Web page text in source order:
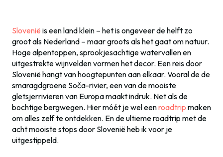
Slovenië is een land klein – het is ongeveer de helft zo
groot als Nederland – maar groots als het gaat om natuur.
Hoge alpentoppen, sprookjesachtige watervallen en
uitgestrekte wijnvelden vormen het decor. Een reis door
Slovenië hangt van hoogtepunten aan elkaar. Vooral de de
smaragdgroene Soča-rivier, een van de mooiste
gletsjerrivieren van Europa maakt indruk. Net als de
bochtige bergwegen. Hier móét je wel eenroadtrip maken
om alles zelf te ontdekken. En de ultieme roadtrip met de
acht mooiste stops door Slovenië heb ik voor je
uitgestippeld.